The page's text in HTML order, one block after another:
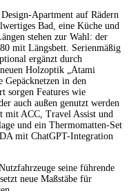
Apartment auf Rädern
Bad, eine Küche und
stehen zur Wahl: der
mit Längsbett. Serienmäßig
ergänzt durch
Holzoptik „Atami
Gepäcknetzen in den
sorgen Features wie
auch außen genutzt werden
mit ACC, Travel Assist und
und ein Thermomatten-Set
mit ChatGPT-Integration
seine führende
neue Maßstäbe für